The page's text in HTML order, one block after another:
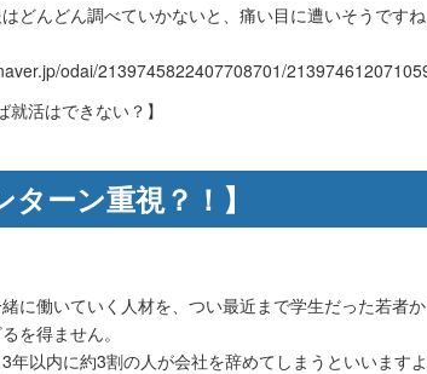
どんどん調べていかないと、痛い目に遭いそうですね
odai/2139745822407708701/
ターン重視？！】
に働いていく人材を、つい最近まで学生だった若者
を得ません。
年以内に約3割の人が会社を辞めてしまうといいますよ